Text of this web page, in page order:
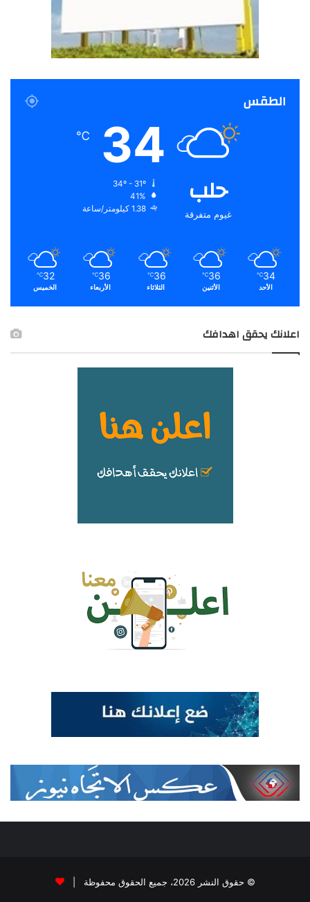
الطقس
حلب
غيوم متفرقة
34
℃
41%
1.38 كيلومتر/ساعة
34
℃
الأحد
36
℃
الأثنين
36
℃
الثلاثاء
36
℃
الأربعاء
32
℃
الخميس
اعلانك يحقق اهدافك
© حقوق النشر 2026، جميع الحقوق محفوظة |